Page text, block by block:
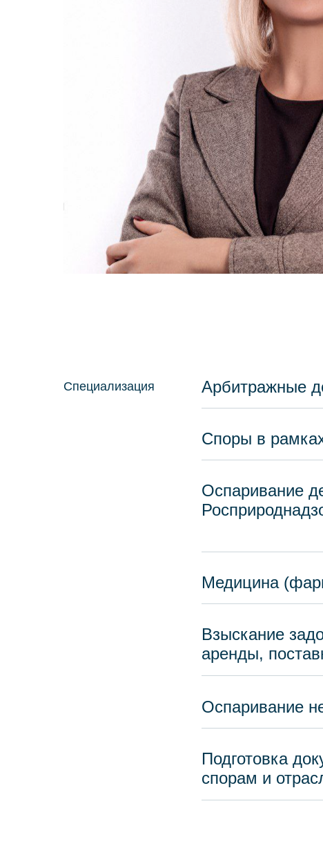
Арбитражные
Специализация
Споры в
Оспаривание
Медицина
Взыскание
аренды,
Оспаривание
Подготовка
спорам и